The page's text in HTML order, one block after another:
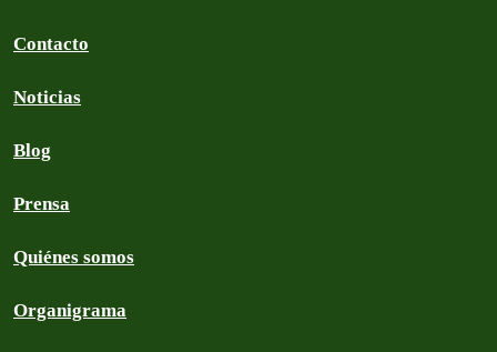
Contacto
Noticias
Blog
Prensa
Quiénes somos
Organigrama